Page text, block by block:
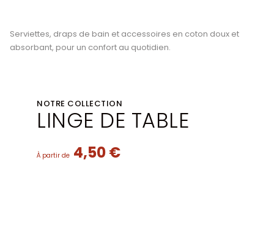
Serviettes, draps de bain et accessoires en coton doux et
absorbant, pour un confort au quotidien.
NOTRE COLLECTION
LINGE DE TABLE
À partir de 4,50 €